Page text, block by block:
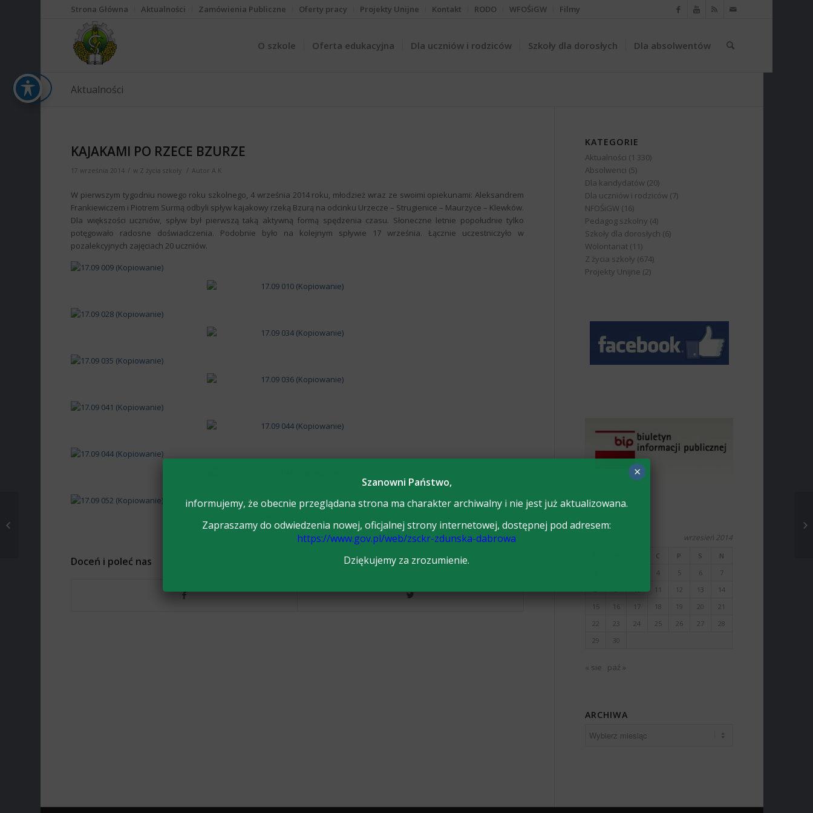
Strona Główna Aktualności Zamówienia Publiczne Oferty pracy Projekty Unijne Kontakt RODO WFOŚiGW Filmy
O szkole Oferta edukacyjna Dla uczniów i rodziców Szkoły dla dorosłych Dla absolwentów
Aktualności
KAJAKAMI PO RZECE BZURZE
17 września 2014 / w Z życia szkoły / AutorA K
W pierwszym tygodniu nowego roku szkolnego, 4 września 2014 roku, młodzież wraz ze swoimi opiekunami: Aleksandrem
Frankiewiczem i Piotrem Surmą odbyli spływ kajakowy rzeką Bzurą na odcinku Urzecze – Strugienice – Maurzyce – Klewków.
Dla większości uczniów, spływ był pierwszą taką aktywną formą spędzenia czasu. Słoneczne letnie popołudnie tylko
potęgowało radosne doświadczenia. Podobnie było na kolejnym spływie 17 września. Łącznie uczestniczyło w
pozalekcyjnych zajęciach 20 uczniów.
Doceń i poleć nas
KATEGORIE
Aktualności (1 330)
Absolwenci (5)
Dla kandydatów (20)
Dla uczniów i rodziców (7)
NFOŚiGW (16)
Pedagog szkolny (4)
Szkoły dla dorosłych (6)
Wolontariat (11)
Z życia szkoły (674)
Projekty Unijne (2)
wrzesień 2014
C P S
N
4 5 6
7
8
9 10 11 12 13
14
15
16 17 18 19 20
21
22
23 24 25 26 27
28
29
30
« sie paź »
ARCHIWA
Szanowni Państwo,
informujemy, że obecnie przeglądana strona ma charakter archiwalny i nie jest już aktualizowana.
Zapraszamy do odwiedzenia nowej, oficjalnej strony internetowej, dostępnej pod adresem:
https://www.gov.pl/web/zsckr-zdunska-dabrowa
Dziękujemy za zrozumienie.
×